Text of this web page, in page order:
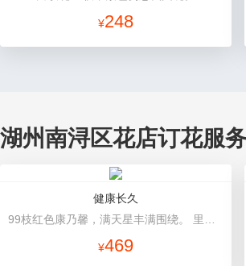
¥248
湖州南浔区花店订花服
健康长久
¥469